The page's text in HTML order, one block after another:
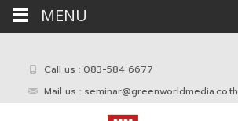
Call us : 083-584 6677
Mail us : seminar@greenworldmedia.co.th
MENU